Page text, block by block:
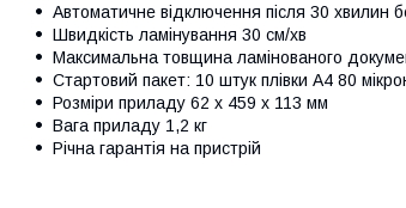
Автоматичне відключення після 30 хвилин
Швидкість ламінування 30 см/хв
Максимальна товщина ламінованого
Стартовий пакет: 10 штук плівки А4 80
Розміри приладу 62 х 459 х 113 мм
Вага приладу 1,2 кг
Річна гарантія на пристрій